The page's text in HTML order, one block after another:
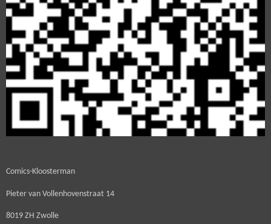
Comics-Kloosterman
Pieter van Vollenhovenstraat 14
8019 ZH Zwolle